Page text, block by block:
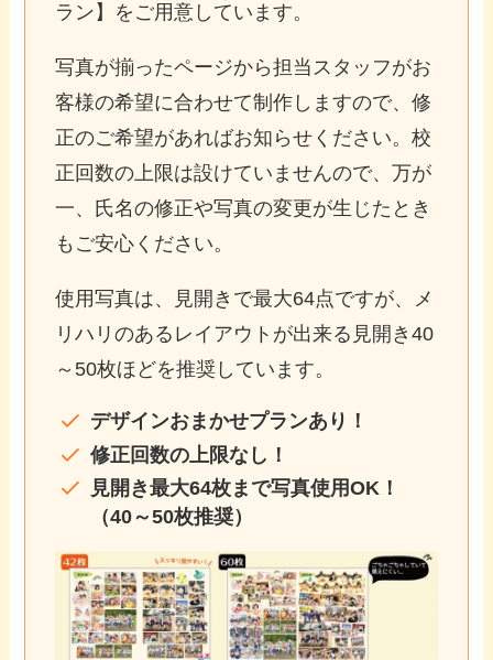
ラン】をご用意しています。
写真が揃ったページから担当スタッフがお
客様の希望に合わせて制作しますので、修
正のご希望があればお知らせください。校
正回数の上限は設けていませんので、万が
一、氏名の修正や写真の変更が生じたとき
もご安心ください。
使用写真は、見開きで最大64点ですが、メ
リハリのあるレイアウトが出来る見開き40
～50枚ほどを推奨しています。
デザインおまかせプランあり！
修正回数の上限なし！
見開き最大64枚まで写真使用OK！
（40～50枚推奨）